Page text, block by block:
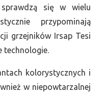
się w wielu
przypominają
grzejników Irsap Tesi
technologie.
kolorystycznych i
w niepowtarzalnej